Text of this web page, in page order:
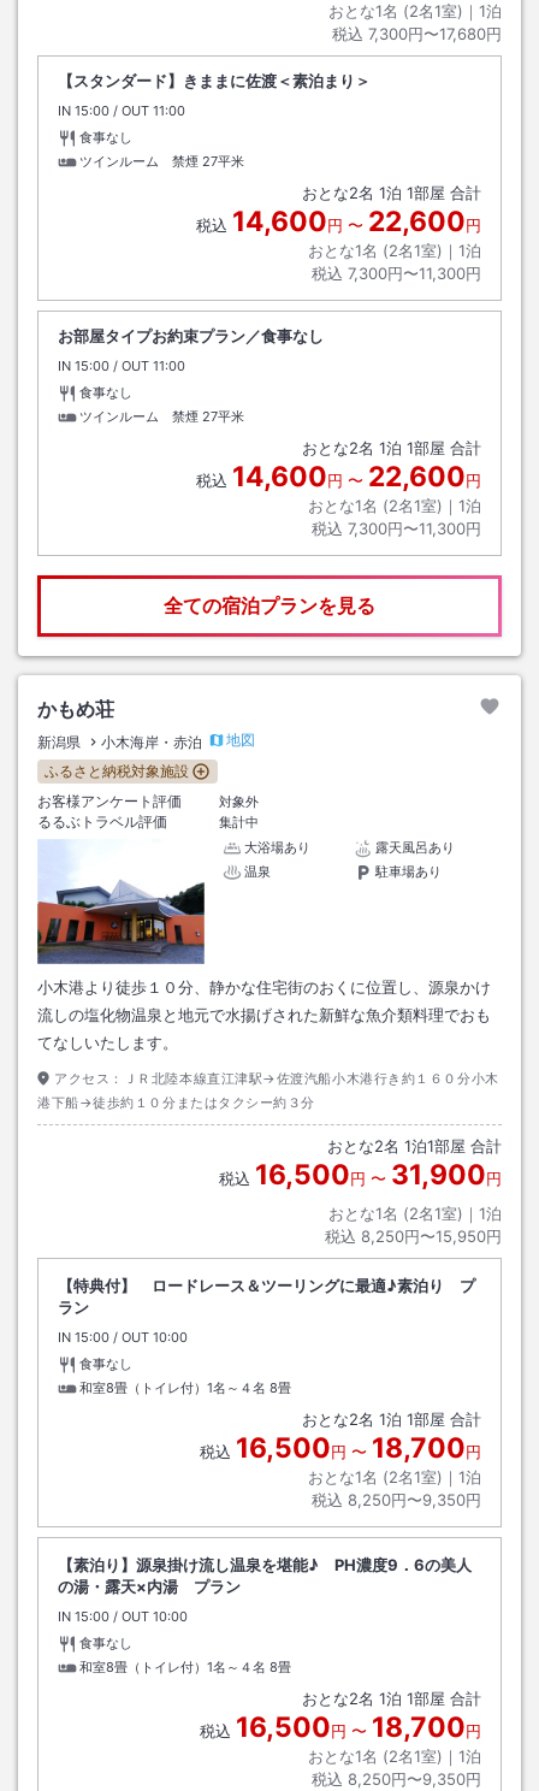
おとな1名 (2名1室)｜ 1泊
税込 7,300円〜17,680円
【スタンダード】きままに佐渡＜素泊まり＞
IN チェックイン
15:00 / OUT チェックアウト
11:00
食事なし
ツインルーム 禁煙 27平米
おとな2名 1泊 1部屋 合計
税込 14,600円 〜 22,600円
おとな1名 (2名1室)｜ 1泊
税込 7,300円〜11,300円
お部屋タイプお約束プラン／食事なし
IN チェックイン
15:00 / OUT チェックアウト
11:00
食事なし
ツインルーム 禁煙 27平米
おとな2名 1泊 1部屋 合計
税込 14,600円 〜 22,600円
おとな1名 (2名1室)｜ 1泊
税込 7,300円〜11,300円
全ての宿泊プランを見る
かもめ荘
新潟県 小木海岸・赤泊
地図
ふるさと納税対象施設
お客様アンケート評価
対象外
るるぶトラベル評価
集計中
大浴場あり
露天風呂あり
温泉
駐車場あり
小木港より徒歩１０分、静かな住宅街のおくに位置し、源泉かけ
流しの塩化物温泉と地元で水揚げされた新鮮な魚介類料理でおも
てなしいたします。
アクセス：
ＪＲ北陸本線直江津駅→佐渡汽船小木港行き約１６０分小木
港下船→徒歩約１０分またはタクシー約３分
おとな2名 1泊1部屋 合計
税込 16,500円 〜 31,900円
おとな1名 (2名1室)｜ 1泊
税込 8,250円〜15,950円
【特典付】 ロードレース＆ツーリングに最適♪素泊り プ
ラン
IN チェックイン
15:00 / OUT チェックアウト
10:00
食事なし
和室8畳（トイレ付）1名～４名 8畳
おとな2名 1泊 1部屋 合計
税込 16,500円 〜 18,700円
おとな1名 (2名1室)｜ 1泊
税込 8,250円〜9,350円
【素泊り】源泉掛け流し温泉を堪能♪ PH濃度9．6の美人
の湯・露天×内湯 プラン
IN チェックイン
15:00 / OUT チェックアウト
10:00
食事なし
和室8畳（トイレ付）1名～４名 8畳
おとな2名 1泊 1部屋 合計
税込 16,500円 〜 18,700円
おとな1名 (2名1室)｜ 1泊
税込 8,250円〜9,350円